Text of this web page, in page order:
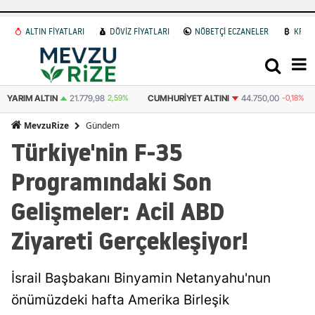
ALTIN FİYATLARI DÖVİZ FİYATLARI NÖBETÇİ ECZANELER
YARIM ALTIN 21.779,98 2,59% CUMHURIYET ALTINI 44.750,00 -0,18%
MevzuRize Gündem
Türkiye'nin F-35
Programındaki Son
Gelişmeler: Acil ABD
Ziyareti Gerçekleşiyor!
İsrail Başbakanı Binyamin Netanyahu'nun
önümüzdeki hafta Amerika Birleşik